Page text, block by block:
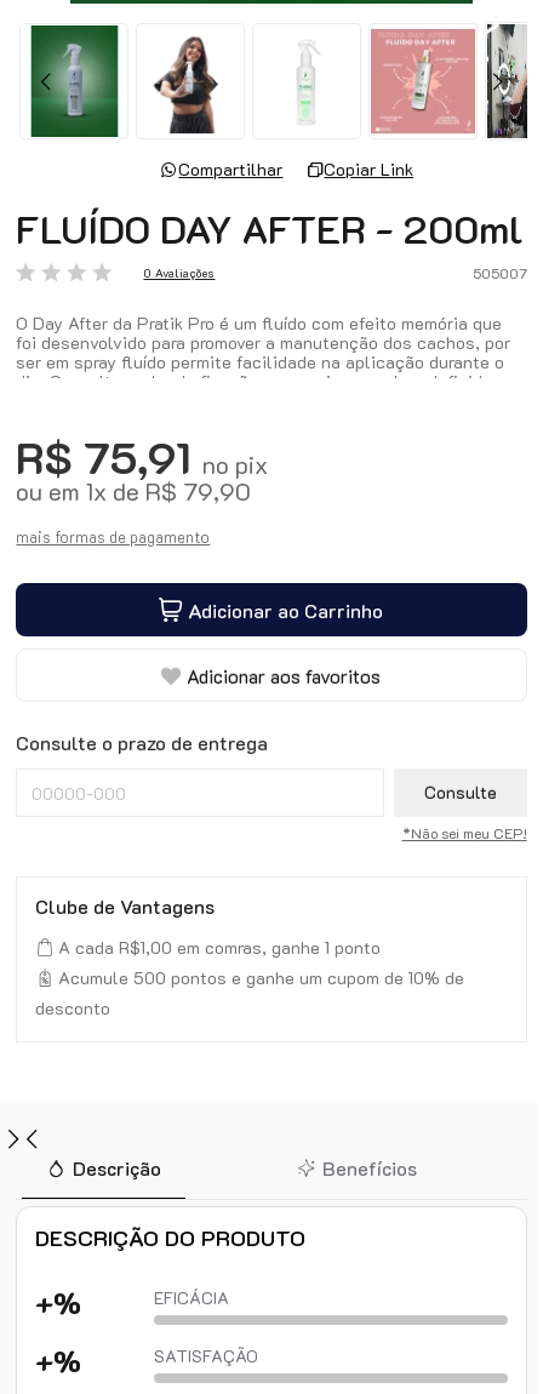
Compartilhar Copiar Link
FLUÍDO DAY AFTER - 200ml
0 Avaliações 505007
O Day After da Pratik Pro é um fluído com efeito memória que
foi desenvolvido para promover a manutenção dos cachos, por
ser em spray fluído permite facilidade na aplicação durante o
dia. Com alto poder de fixação, proporciona cachos definidos
R$ 75,91 no pix
ou em1x de R$ 79,90
mais formas de pagamento
Adicionar ao Carrinho
Adicionar aos favoritos
Consulte o prazo de entrega
Consulte
*Não sei meu CEP!
Clube de Vantagens
A cada R$1,00 em comras, ganhe 1 ponto
Acumule 500 pontos e ganhe um cupom de 10% de
desconto
Descrição Benefícios
DESCRIÇÃO DO PRODUTO
+% EFICÁCIA
+% SATISFAÇÃO